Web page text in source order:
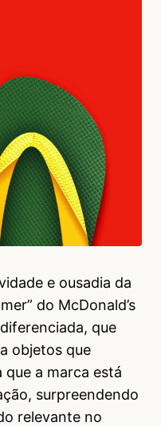
e ousadia da
do McDonald’s
que
objetos que
a marca está
surpreendendo
relevante no